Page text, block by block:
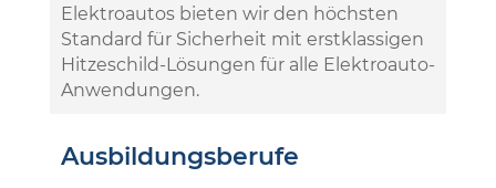
Elektroautos bieten wir den höchsten
Standard für Sicherheit mit erstklassigen
Hitzeschild-Lösungen für alle Elektroauto-
Anwendungen.
Ausbildungsberufe